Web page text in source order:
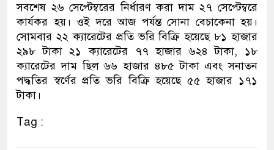
সবশেষ ২৬ সেপ্টেম্বরের নির্ধারণ করা দাম ২৭ সেপ্টেম্বরে
কার্যকর হয়। ওই দরে আজ পর্যন্ত সোনা বেচাকেনা হয়।
সোমবার ২২ ক্যারেটের প্রতি ভরি বিক্রি হয়েছে ৮১ হাজার
২৯৮ টাকা ২১ ক্যারেটের ৭৭ হাজার ৬২৪ টাকা, ১৮
ক্যারেটের দাম ছিল ৬৬ হাজার ৪৮৫ টাকা এবং সনাতন
পদ্ধতির স্বর্ণের প্রতি ভরি বিক্রি হয়েছে ৫৫ হাজার ১৭১
টাকা।
Tag :